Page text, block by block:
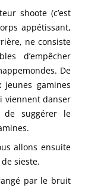
shoote (c’est
appétissant,
ne consiste
d’empêcher
De
gamines
viennent danser
suggérer le
allons ensuite
sieste.
par le bruit